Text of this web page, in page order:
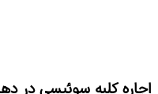
اجاره کلبه سوئیسی در